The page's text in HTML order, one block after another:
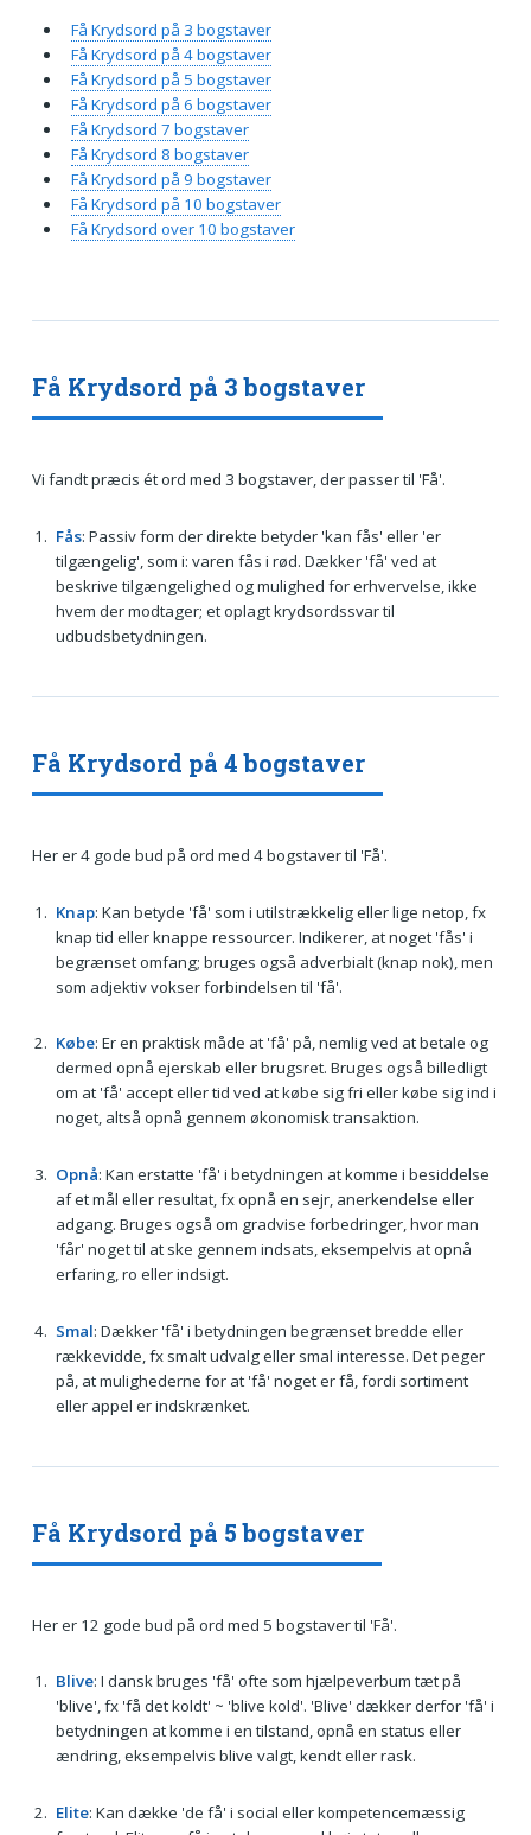
Få Krydsord på 3 bogstaver
Vi fandt præcis ét ord med 3 bogstaver, der passer til 'Få'.
Fås: Passiv form der direkte betyder 'kan fås' eller 'er
tilgængelig', som i: varen fås i rød. Dækker 'få' ved at
beskrive tilgængelighed og mulighed for erhvervelse, ikke
hvem der modtager; et oplagt krydsordssvar til
udbudsbetydningen.
Få Krydsord på 4 bogstaver
Her er 4 gode bud på ord med 4 bogstaver til 'Få'.
Knap: Kan betyde 'få' som i utilstrækkelig eller lige netop, fx
knap tid eller knappe ressourcer. Indikerer, at noget 'fås' i
begrænset omfang; bruges også adverbialt (knap nok), men
som adjektiv vokser forbindelsen til 'få'.
Købe: Er en praktisk måde at 'få' på, nemlig ved at betale og
dermed opnå ejerskab eller brugsret. Bruges også billedligt
om at 'få' accept eller tid ved at købe sig fri eller købe sig ind i
noget, altså opnå gennem økonomisk transaktion.
Opnå: Kan erstatte 'få' i betydningen at komme i besiddelse
af et mål eller resultat, fx opnå en sejr, anerkendelse eller
adgang. Bruges også om gradvise forbedringer, hvor man
'får' noget til at ske gennem indsats, eksempelvis at opnå
erfaring, ro eller indsigt.
Smal: Dækker 'få' i betydningen begrænset bredde eller
rækkevidde, fx smalt udvalg eller smal interesse. Det peger
på, at mulighederne for at 'få' noget er få, fordi sortiment
eller appel er indskrænket.
Få Krydsord på 5 bogstaver
Her er 12 gode bud på ord med 5 bogstaver til 'Få'.
Blive: I dansk bruges 'få' ofte som hjælpeverbum tæt på
'blive', fx 'få det koldt' ~ 'blive kold'. 'Blive' dækker derfor 'få' i
betydningen at komme i en tilstand, opnå en status eller
ændring, eksempelvis blive valgt, kendt eller rask.
Elite: Kan dække 'de få' i social eller kompetencemæssig
Få Krydsord på 3 bogstaver
Få Krydsord på 4 bogstaver
Få Krydsord på 5 bogstaver
Få Krydsord på 6 bogstaver
Få Krydsord 7 bogstaver
Få Krydsord 8 bogstaver
Få Krydsord på 9 bogstaver
Få Krydsord på 10 bogstaver
Få Krydsord over 10 bogstaver